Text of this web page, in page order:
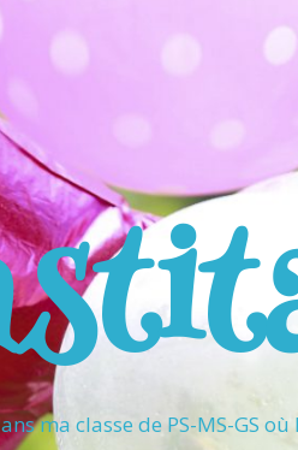
ma classe de PS-MS-GS